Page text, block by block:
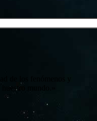
de los fenómenos y
mundo.»